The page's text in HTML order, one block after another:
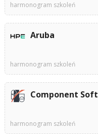
harmonogram szkoleń
Aruba
harmonogram szkoleń
Component Soft
harmonogram szkoleń